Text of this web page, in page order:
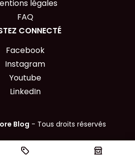
légales
FAQ
CONNECTÉ
Facebook
Instagram
Youtube
LinkedIn
Blog - Tous droits réservés